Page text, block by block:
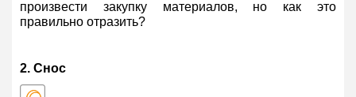
произвести закупку материалов, но как это
правильно отразить?
2. Снос